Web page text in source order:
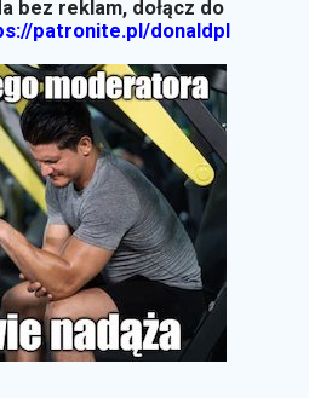
bez reklam, dołącz do
patronite.pl/donaldpl